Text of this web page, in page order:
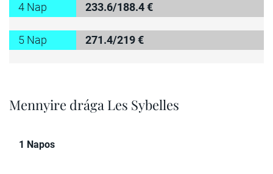
4 Nap 233.6/188.4 €
5 Nap 271.4/219 €
Mennyire drága Les Sybelles
1 Napos